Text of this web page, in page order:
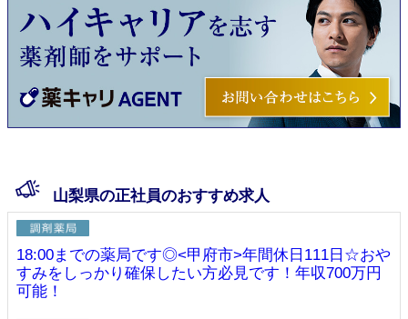
山梨県の正社員のおすすめ求人
18:00までの薬局です◎<甲府市>年間休日111日☆おや
すみをしっかり確保したい方必見です！年収700万円
可能！